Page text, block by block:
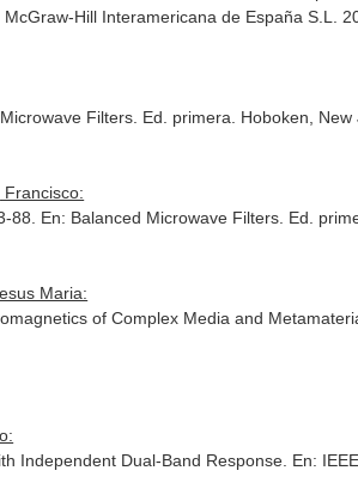
McGraw-Hill Interamericana de España S.L.
Filters . Ed. primera. Hoboken, New
88. En: Balanced Microwave Filters . Ed.
Maria:
of Complex Media and
Independent Dual-Band Response. En: